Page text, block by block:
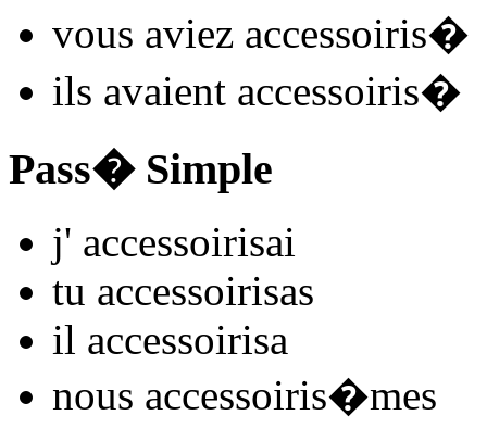
vous aviez accessoiris�
ils avaient accessoiris�
Pass� Simple
j' accessoirisai
tu accessoirisas
il accessoirisa
nous accessoiris�mes